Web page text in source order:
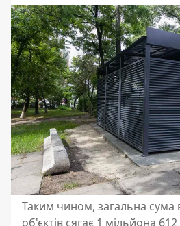
Таким чином, загальна сума
об'єктів сягає 1 мільйона